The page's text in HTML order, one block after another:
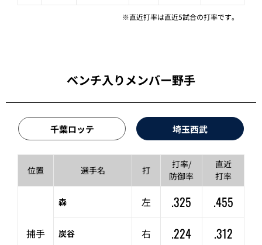
※直近打率は直近5試合の打率です。
ベンチ入りメンバー野手
千葉ロッテ 埼玉西武
位置 選手名 打
打率/
防御率
直近
打率
捕手
森 左 .325 .455
炭谷 右 .224 .312